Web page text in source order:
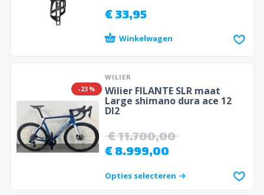
€33,95
Winkelwagen
-23%
WILIER
Wilier FILANTE SLR maat
Large shimano dura ace 12
DI2
€11.700,00
€8.999,00
Opties selecteren